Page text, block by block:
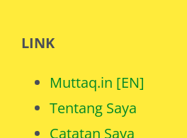
LINK
Muttaq.in [EN]
Tentang Saya